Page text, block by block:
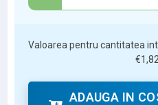
Valoarea pentru cantitatea
€
ADAUGA IN